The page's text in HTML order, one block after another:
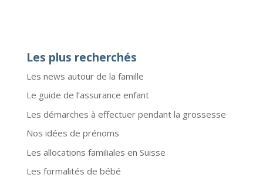
Les plus recherchés
Les news autour de la famille
Le guide de l’assurance enfant
Les démarches à effectuer pendant la grossesse
Nos idées de prénoms
Les allocations familiales en Suisse
Les formalités de bébé